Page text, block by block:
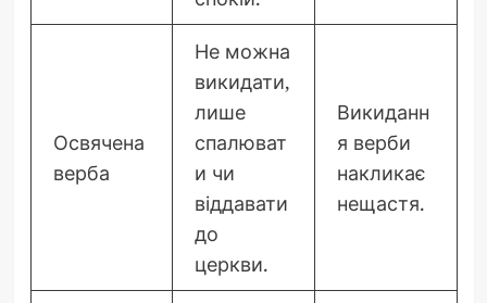
Освячена
верба
Не можна
викидати,
лише
спалюват
и чи
віддавати
до
церкви.
Викиданн
я верби
накликає
нещастя.